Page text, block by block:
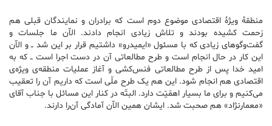
منطقهٔ ویژهٔ اقتصادی موضوع دوم است که برادران و نمایندگان قبلی هم
زحمت کشیده بودند و تلاش زیادی انجام دادند. الآن ما جلسات و
گفت‌وگوهای زیادی که با مسئول «ایمیدرو» داشتیم قرار بر این شد ــ و الآن
این کار در حال انجام است و طرح مطالعاتی آن در دست اجرا است ــ که به
امید خدا پس از طرح مطالعاتی فنس‌کشی و آغاز عملیات منطقه‌ی ویژه‌ی
اقتصادی هم انجام شود. این هم یک طرح ملّی است که داریم آن را تعقیب
می‌کنیم و برای ما بسیار اهمّیّت دارد. البتّه در کنار این مسائل با جناب آقای
«معمارنژاد» هم صحبت شد. ایشان همین الآن آمادگی آن‌را دارند.